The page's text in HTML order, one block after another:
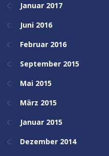
Januar 2017
Juni 2016
Februar 2016
September 2015
Mai 2015
März 2015
Januar 2015
Dezember 2014